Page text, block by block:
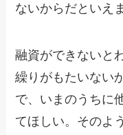
ないからだといえ
融資ができないと
繰りがもたいない
で、いまのうちに
てほしい。そのよ